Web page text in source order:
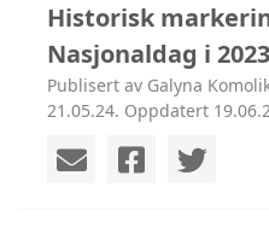
Historisk
Nasjonaldag i 2023
Publisert av Galyna
21.05.24. Oppdatert